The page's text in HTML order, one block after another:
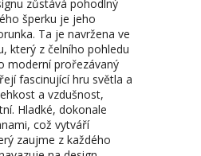
zůstává pohodlný
šperku je jeho
Ta je navržena ve
který z čelního pohledu
moderní prořezávaný
fascinující hru světla a
a vzdušnost,
Hladké, dokonale
což vytváří
zaujme z každého